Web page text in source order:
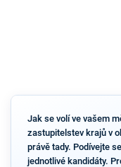
Jak se volí ve vašem
zastupitelstev krajů v
právě tady. Podívejte
jednotlivé kandidáty.